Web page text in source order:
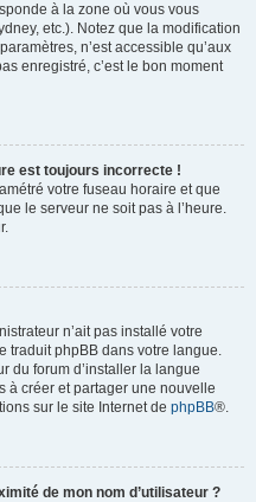
à la zone où vous vous
etc.). Notez que la modification
n’est accessible qu’aux
enregistré, c’est le bon moment
est toujours incorrecte !
votre fuseau horaire et que
le serveur ne soit pas à l’heure.
n’ait pas installé votre
traduit phpBB dans votre langue.
du forum d’installer la langue
à créer et partager une nouvelle
sur le site Internet de phpBB®.
de mon nom d’utilisateur ?